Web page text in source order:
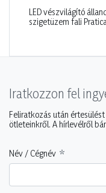
LED vészvilágító
szigetüzem fali
Iratkozzon fel
Feliratkozás után
ötleteinkről. A hírlevélről
Név / Cégnév